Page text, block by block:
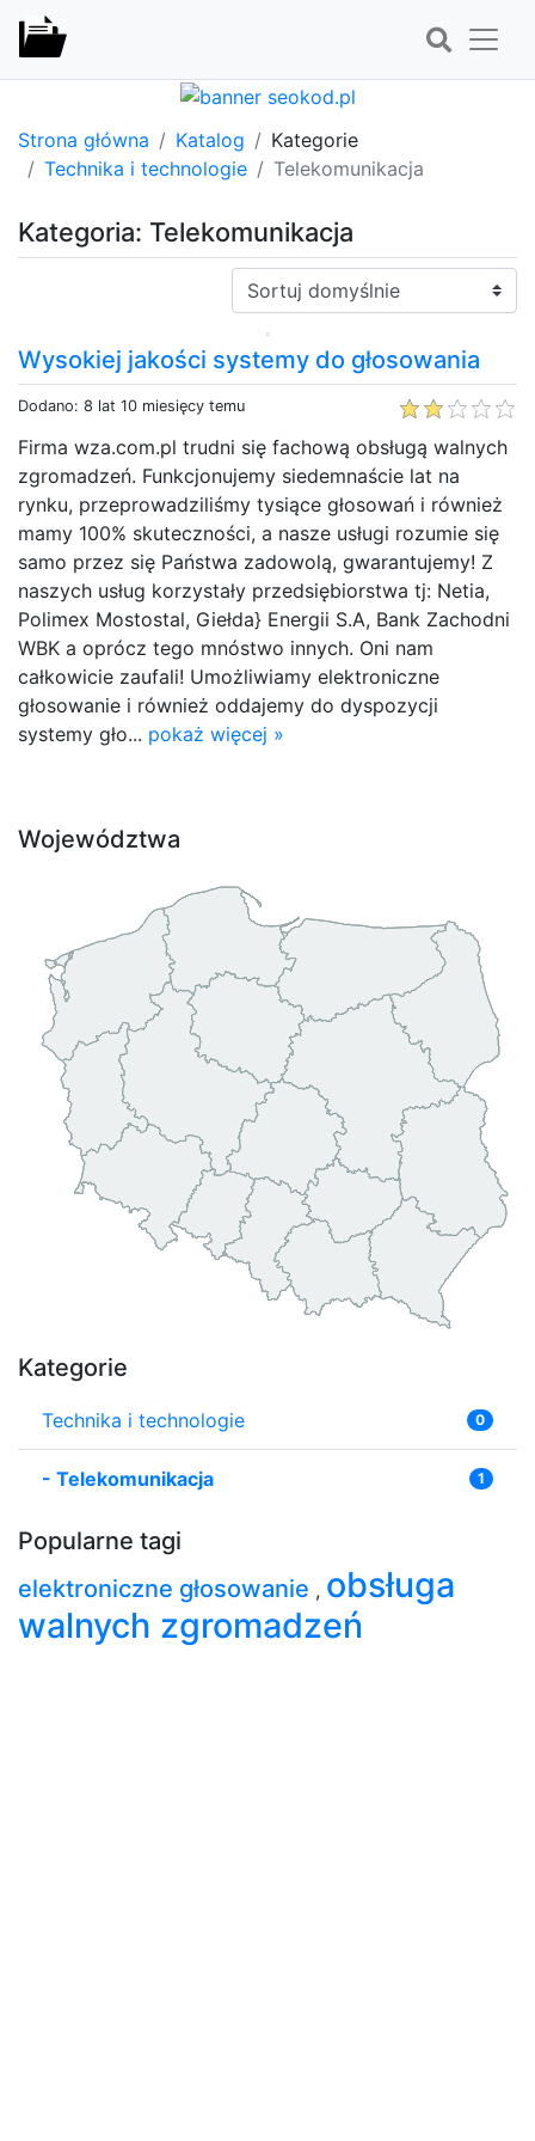
Strona główna Katalog
Kategorie
Technika i technologie
Telekomunikacja
Kategoria: Telekomunikacja
Sortuj:
Wysokiej jakości systemy do głosowania
Dodano: 8 lat 10 miesięcy temu
Firma wza.com.pl trudni się fachową obsługą walnych
zgromadzeń. Funkcjonujemy siedemnaście lat na
rynku, przeprowadziliśmy tysiące głosowań i również
mamy 100% skuteczności, a nasze usługi rozumie się
samo przez się Państwa zadowolą, gwarantujemy! Z
naszych usług korzystały przedsiębiorstwa tj: Netia,
Polimex Mostostal, Giełda} Energii S.A, Bank Zachodni
WBK a oprócz tego mnóstwo innych. Oni nam
całkowicie zaufali! Umożliwiamy elektroniczne
głosowanie i również oddajemy do dyspozycji
systemy gło... pokaż więcej »
Województwa
Kategorie
Technika i technologie 0
- Telekomunikacja 1
Popularne tagi
elektroniczne głosowanie , obsługa
walnych zgromadzeń